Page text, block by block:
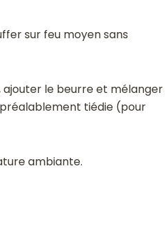
sur feu moyen sans
ajouter le beurre et mélanger
tiédie (pour
ambiante.